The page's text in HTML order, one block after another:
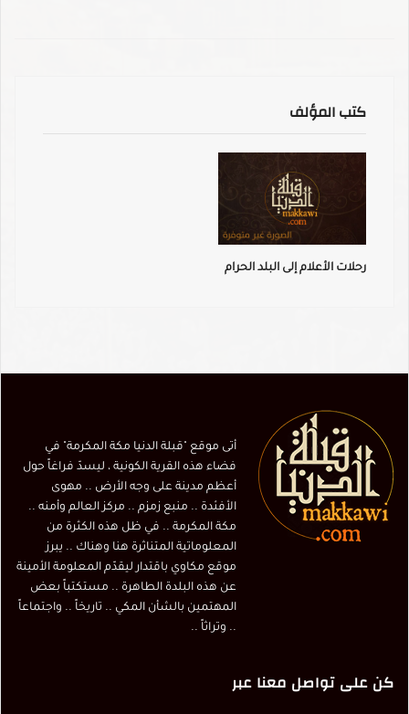
كتب المؤلف
رحلات الأعلام إلى البلد الحرام
أتى موقع "قبلة الدنيا مكة المكرمة" في
فضاء هذه القرية الكونية ، ليسدّ فراغاً حول
أعظم مدينة على وجه الأرض .. مهوى
الأفئدة .. منبع زمزم .. مركز العالم وأمنه ..
مكة المكرمة .. في ظل هذه الكثرة من
المعلوماتية المتناثرة هنا وهناك .. يبرز
موقع مكاوي باقتدار ليقدّم المعلومة الأمينة
عن هذه البلدة الطاهرة .. مستكتباً بعض
المهتمين بالشأن المكي .. تاريخاً .. واجتماعاً
.. وتراثاً ..
كن على تواصل معنا عبر